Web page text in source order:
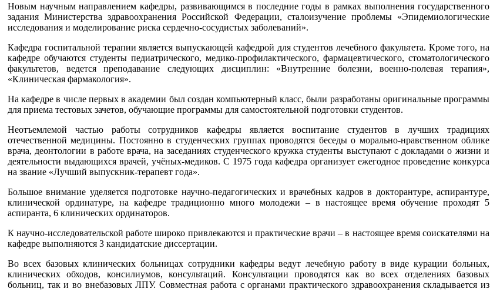
Новым научным направлением кафедры, развивающимся в последние годы в рамках выполнения государственного
задания Министерства здравоохранения Российской Федерации, сталоизучение проблемы «Эпидемиологические
исследования и моделирование риска сердечно-сосудистых заболеваний».
Кафедра госпитальной терапии является выпускающей кафедрой для студентов лечебного факультета. Кроме того, на
кафедре обучаются студенты педиатрического, медико-профилактического, фармацевтического, стоматологического
факультетов, ведется преподавание следующих дисциплин: «Внутренние болезни, военно-полевая терапия»,
«Клиническая фармакология».
На кафедре в числе первых в академии был создан компьютерный класс, были разработаны оригинальные программы
для приема тестовых зачетов, обучающие программы для самостоятельной подготовки студентов.
Неотъемлемой частью работы сотрудников кафедры является воспитание студентов в лучших традициях
отечественной медицины. Постоянно в студенческих группах проводятся беседы о морально-нравственном облике
врача, деонтологии в работе врача, на заседаниях студенческого кружка студенты выступают с докладами о жизни и
деятельности выдающихся врачей, учёных-медиков. С 1975 года кафедра организует ежегодное проведение конкурса
на звание «Лучший выпускник-терапевт года».
Большое внимание уделяется подготовке научно-педагогических и врачебных кадров в докторантуре, аспирантуре,
клинической ординатуре, на кафедре традиционно много молодежи – в настоящее время обучение проходят 5
аспиранта, 6 клинических ординаторов.
К научно-исследовательской работе широко привлекаются и практические врачи – в настоящее время соискателями на
кафедре выполняются 3 кандидатские диссертации.
Во всех базовых клинических больницах сотрудники кафедры ведут лечебную работу в виде курации больных,
клинических обходов, консилиумов, консультаций. Консультации проводятся как во всех отделениях базовых
больниц, так и во внебазовых ЛПУ. Совместная работа с органами практического здравоохранения складывается из